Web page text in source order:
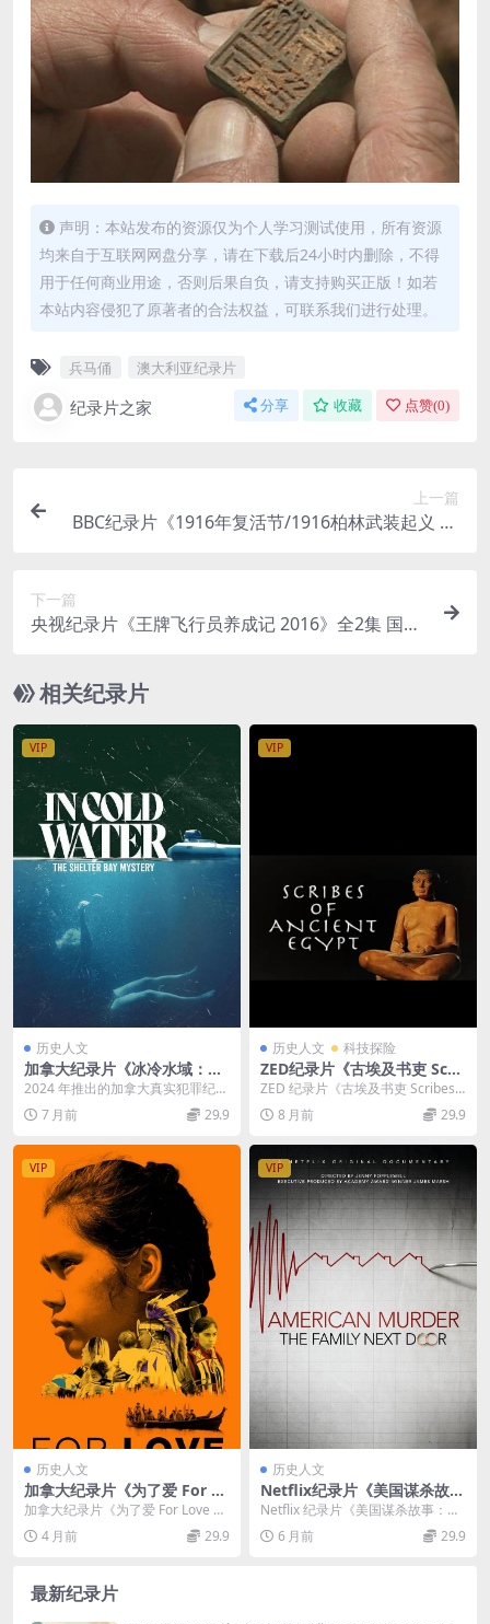
声明：本站发布的资源仅为个人学习测试使用，所有资源
均来自于互联网网盘分享，请在下载后24小时内删除，不得
用于任何商业用途，否则后果自负，请支持购买正版！如若
本站内容侵犯了原著者的合法权益，可联系我们进行处理。
兵马俑 澳大利亚纪录片
纪录片之家 分享 收藏 点赞(0)
上一篇
BBC纪录片《1916年复活节/1916柏林武装起义 19
下一篇
央视纪录片《王牌飞行员养成记 2016》全2集 国语
相关纪录片
VIP
历史人文
加拿大纪录片《冰冷水域：庇
护湾之谜 In Cold Water: The
Shelter Bay Mystery 2024》
全3集 英语中英双字 无水印纯
谋杀
2024 年推出的加拿大真实犯罪纪实
纪录片《冰冷水域：庇护湾之谜》
（In Col...
7 月前 29.9
VIP
历史人文 科技探险
ZED纪录片《古埃及书吏 Scri
bes Of Ancient Egypt 201
3》英语英字 1080P/MP4/1.7
GB 古埃及象形文字揭秘
ZED 纪录片《古埃及书吏 Scribes
Of Ancient Egypt 2...
8 月前 29.9
VIP
历史人文
加拿大纪录片《为了爱 For Lo
ve 2022》英语中英双字 官方
纯净版 1080P/MKV/4.99G 加
拿大的土著
加拿大纪录片《为了爱 For Love 20
22》：倾听土著之声，揭露儿童福
利系...4 月前 29.9
VIP
历史人文
Netflix纪录片《美国谋杀故
事：隔壁那家人 American M
urder: The Family Next Do
or 2020》英语中字 1080P/M
Netflix 纪录片《美国谋杀故事：隔
壁那家人 American Murder...
6 月前 29.9
最新纪录片